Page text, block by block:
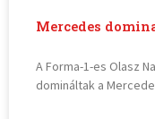
Mercedes
A Forma-1-es Olasz
domináltak a